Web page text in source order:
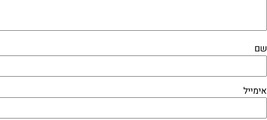
שם
אימייל